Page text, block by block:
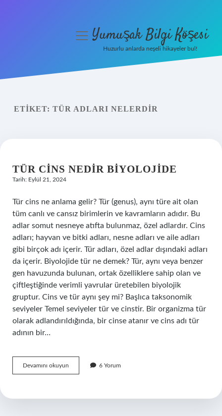
Yasal Uyarı
menüyüYumuşak Bilgi Köşesi
Huzurlu anlarda neşeli hikayeler bul!
ETIKET: TÜR ADLARI NELERDIR
TÜR CINS NEDIR BIYOLOJIDE
Tarih: Eylül 21, 2024
Tür cins ne anlama gelir? Tür (genus), aynı türe ait olan
tüm canlı ve cansız birimlerin ve kavramların adıdır. Bu
adlar somut nesneye atıfta bulunmaz, özel adlardır. Cins
adları; hayvan ve bitki adları, nesne adları ve aile adları
gibi birçok adı içerir. Tür adları, özel adlar dışındaki adları
da içerir. Biyolojide tür ne demek? Tür, aynı veya benzer
gen havuzunda bulunan, ortak özelliklere sahip olan ve
çiftleştiğinde verimli yavrular üretebilen biyolojik
gruptur. Cins ve tür aynı şey mi? Başlıca taksonomik
seviyeler Temel seviyeler tür ve cinstir. Bir organizma tür
olarak adlandırıldığında, bir cinse atanır ve cins adı tür
adının bir…
Devamını okuyun
Cins
6 Yorum